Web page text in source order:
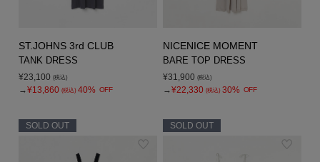
ST.JOHNS 3rd CLUB
TANK DRESS
¥23,100 (税込)
→¥13,860 (税込) 40% OFF
NICENICE MOMENT
BARE TOP DRESS
¥31,900 (税込)
→¥22,330 (税込) 30% OFF
SOLD OUT SOLD OUT